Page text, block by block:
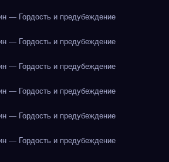
— Гордость и предубеждение
— Гордость и предубеждение
— Гордость и предубеждение
— Гордость и предубеждение
— Гордость и предубеждение
— Гордость и предубеждение